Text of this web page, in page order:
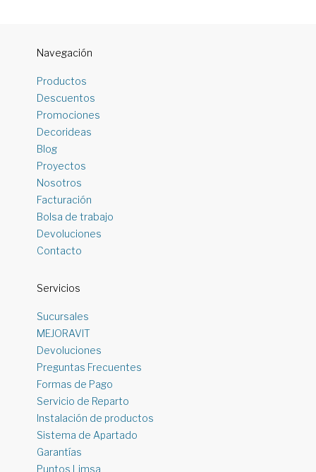
Navegación
Productos
Descuentos
Promociones
Decorideas
Blog
Proyectos
Nosotros
Facturación
Bolsa de trabajo
Devoluciones
Contacto
Servicios
Sucursales
MEJORAVIT
Devoluciones
Preguntas Frecuentes
Formas de Pago
Servicio de Reparto
Instalación de productos
Sistema de Apartado
Garantías
Puntos Limsa